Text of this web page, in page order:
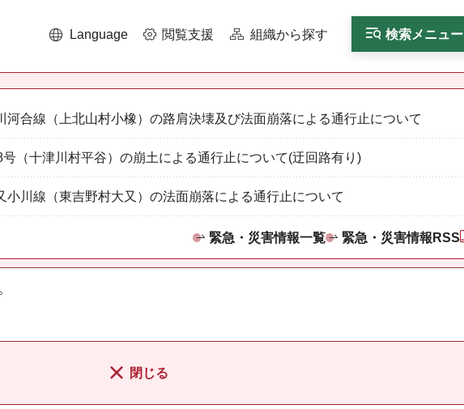
Language 閲覧支援 組織から探す 検索メニュー
河合線（上北山村小橡）の路肩決壊及び法面崩落による通行止について
号（十津川村平谷）の崩土による通行止について(迂回路有り)
小川線（東吉野村大又）の法面崩落による通行止について
緊急・災害情報一覧 緊急・災害情報RSS
閉じる